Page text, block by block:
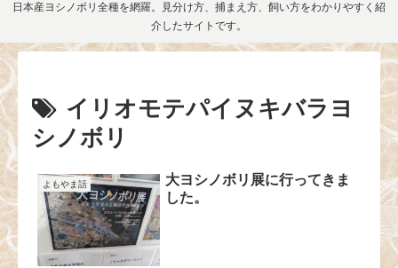
日本産ヨシノボリ全種を網羅。見分け方、捕まえ方、飼い方をわかりやすく紹
介したサイトです。
イリオモテパイヌキバラヨ
シノボリ
よもやま話
大ヨシノボリ展に行ってきま
した。